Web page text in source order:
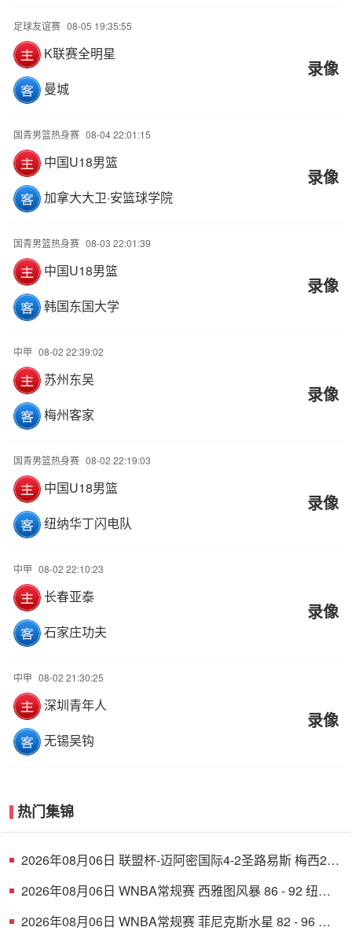
足球友谊赛 08-05 19:35:55
K联赛全明星
曼城
录像
国青男篮热身赛 08-04 22:01:15
中国U18男篮
加拿大大卫·安篮球学院
录像
国青男篮热身赛 08-03 22:01:39
中国U18男篮
韩国东国大学
录像
中甲 08-02 22:39:02
苏州东吴
梅州客家
录像
国青男篮热身赛 08-02 22:19:03
中国U18男篮
纽纳华丁闪电队
录像
中甲 08-02 22:10:23
长春亚泰
石家庄功夫
录像
中甲 08-02 21:30:25
深圳青年人
无锡吴钩
录像
热门集锦
2026年08月06日 联盟杯-迈阿密国际4-2圣路易斯 梅西2射
2026年08月06日 WNBA常规赛 西雅图风暴 86 - 92 纽约
2026年08月06日 WNBA常规赛 菲尼克斯水星 82 - 96 亚